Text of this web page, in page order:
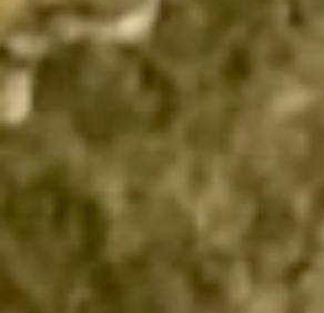
INDIVIDU ELL GE
REIS EN